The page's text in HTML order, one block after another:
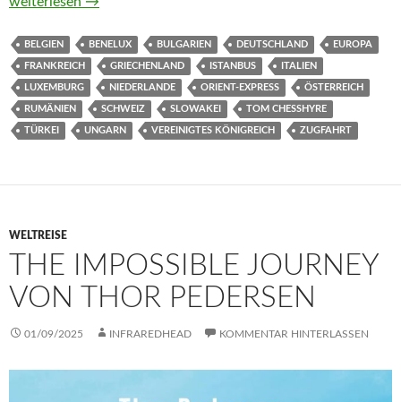
BELGIEN BENELUX BULGARIEN DEUTSCHLAND EUROPA
FRANKREICH GRIECHENLAND ISTANBUS ITALIEN
LUXEMBURG NIEDERLANDE ORIENT-EXPRESS ÖSTERREICH
RUMÄNIEN SCHWEIZ SLOWAKEI TOM CHESSHYRE
TÜRKEI UNGARN VEREINIGTES KÖNIGREICH ZUGFAHRT
WELTREISE
THE IMPOSSIBLE JOURNEY
VON THOR PEDERSEN
01/09/2025 INFRAREDHEAD KOMMENTAR HINTERLASSEN